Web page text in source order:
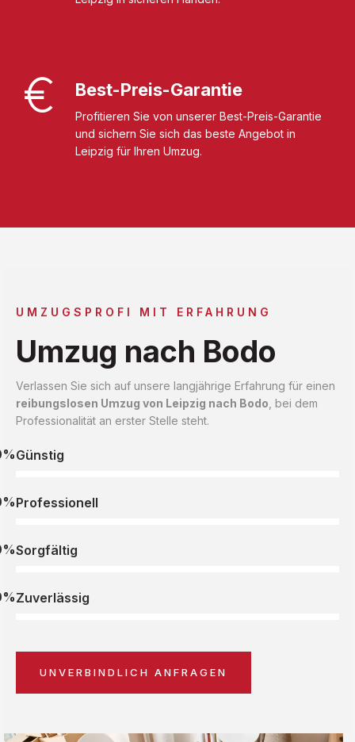
Best-Preis-Garantie
Profitieren Sie von unserer Best-Preis-Garantie
und sichern Sie sich das beste Angebot in
Leipzig für Ihren Umzug.
UMZUGSPROFI MIT ERFAHRUNG
Umzug nach Bodo
Verlassen Sie sich auf unsere langjährige Erfahrung für einen
reibungslosen Umzug von Leipzig nach Bodo , bei dem
Professionalität an erster Stelle steht.
Günstig
Professionell
Sorgfältig
Zuverlässig
UNVERBINDLICH ANFRAGEN